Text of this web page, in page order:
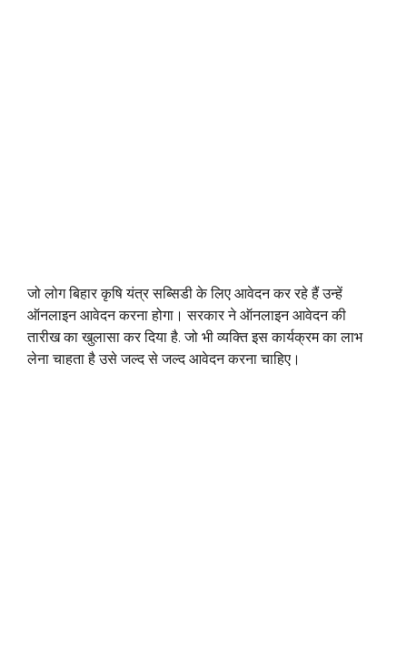
जो लोग बिहार कृषि यंत्र सब्सिडी के लिए आवेदन कर रहे हैं उन्हें
ऑनलाइन आवेदन करना होगा। सरकार ने ऑनलाइन आवेदन की
तारीख का खुलासा कर दिया है. जो भी व्यक्ति इस कार्यक्रम का लाभ
लेना चाहता है उसे जल्द से जल्द आवेदन करना चाहिए।